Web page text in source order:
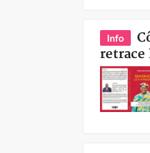
Info
retrace